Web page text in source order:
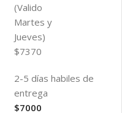
(Valido
Martes y
Jueves)
$7370
2-5 días habiles de
entrega
$7000